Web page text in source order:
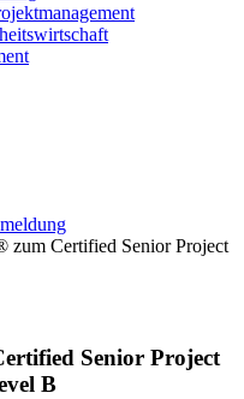
zum Certified Senior Project
Senior Project
B